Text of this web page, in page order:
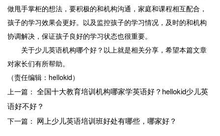
做甩手掌柜的想法，要积极的和机构沟通，家庭和课程相互配合，
孩子的学习效果会更好。以及监控孩子的学习情况，及时的和机构
协调解决，保证孩子良好的学习状态也很重要。
关于少儿英语机构哪个好？以上就是相关分享，希望本篇文章
对家长们有所帮助。
（责任编辑：hellokid）
上一篇： 全国十大教育培训机构哪家学英语好？hellokid少儿英
语好不好？
下一篇： 网上少儿英语培训班好处有哪些，哪家好？